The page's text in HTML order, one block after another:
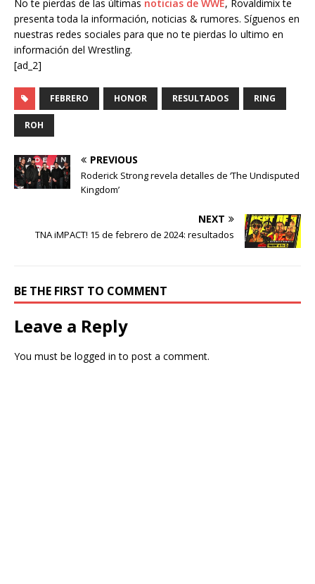
No te pierdas de las últimas noticias de WWE, Rovaldimix te
presenta toda la información, noticias & rumores. Síguenos en
nuestras redes sociales para que no te pierdas lo ultimo en
información del Wrestling.
[ad_2]
FEBRERO HONOR RESULTADOS RING
ROH
PREVIOUS
Roderick Strong revela detalles de ‘The Undisputed
Kingdom’
NEXT
TNA iMPACT! 15 de febrero de 2024: resultados
BE THE FIRST TO COMMENT
Leave a Reply
You must be logged in to post a comment.